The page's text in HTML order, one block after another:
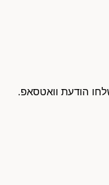
הודעת וואטסאפ.